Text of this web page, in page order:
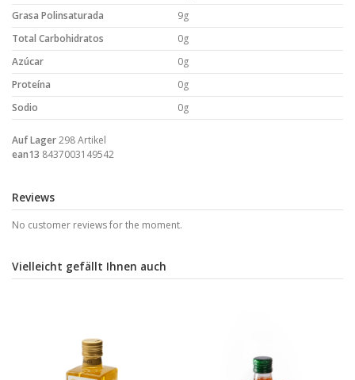
Grasa Polinsaturada
9g
Total Carbohidratos
0g
Azúcar
0g
Proteína
0g
Sodio
0g
Auf Lager298 Artikel
ean13 8437003149542
Reviews
No customer reviews for the moment.
Vielleicht gefällt Ihnen auch